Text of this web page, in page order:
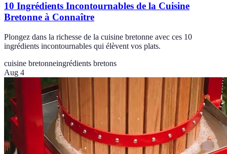
10 Ingrédients Incontournables de la Cuisine
Bretonne à Connaître
Plongez dans la richesse de la cuisine bretonne avec ces 10
ingrédients incontournables qui élèvent vos plats.
cuisine bretonneingrédients bretons
Aug 4